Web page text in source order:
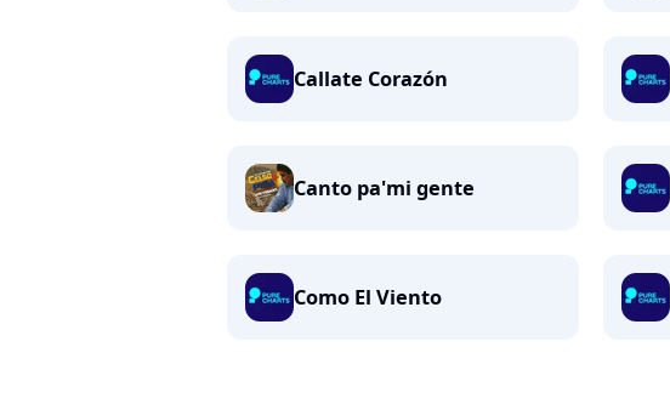
Callate Corazón
Canto pa'mi gente
Como El Viento